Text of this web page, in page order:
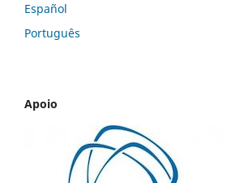
Español
Português
Apoio